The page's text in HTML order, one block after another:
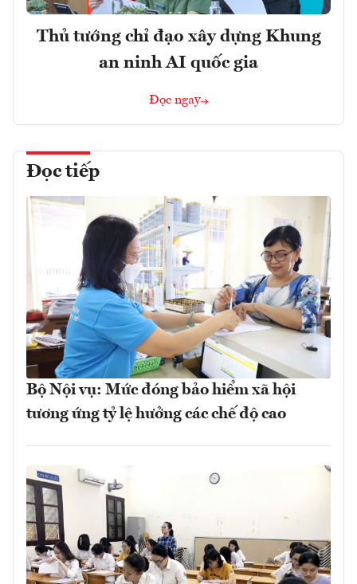
Thủ tướng chỉ đạo xây dựng Khung
an ninh AI quốc gia
Đọc ngay
Đọc tiếp
Bộ Nội vụ: Mức đóng bảo hiểm xã hội
tương ứng tỷ lệ hưởng các chế độ cao